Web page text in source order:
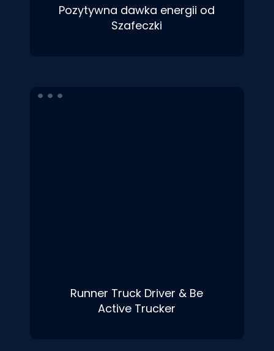
Pozytywna dawka energii od
Szafeczki
Runner Truck Driver & Be
Active Trucker